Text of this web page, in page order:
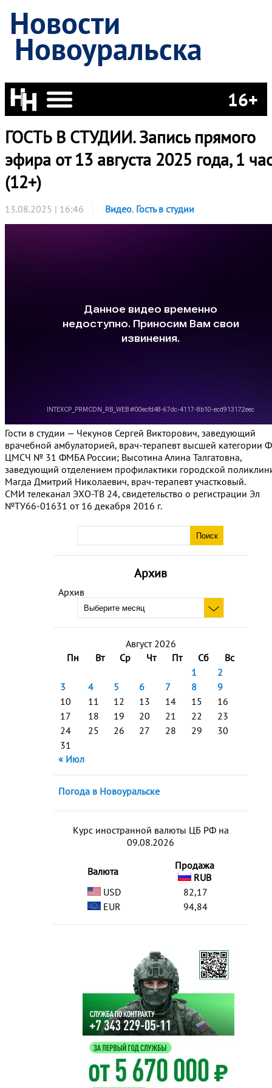
Новости
Новоуральска
16+
Архив
Архив
Август 2026
Пн
Вт Ср Чт Пт Сб
Вс
1
2
3
4 5 6 7 8
9
10
11 12 13 14 15
16
17
18 19 20 21 22
23
24
25 26 27 28 29
30
31
« Июл
Погода в Новоуральске
Курс иностранной валюты ЦБ РФ на
09.08.2026
Валюта
Продажа
RUB
USD
82,17
EUR
94,84
ГОСТЬ В СТУДИИ. Запись прямого
эфира от 13 августа 2025 года, 1
(12+)
13.08.2025 | 16:46 Видео, Гость в студии
Гости в студии — Чекунов Сергей Викторович, заведующий
врачебной амбулаторией, врач-терапевт высшей категории
ЦМСЧ № 31 ФМБА России; Высотина Алина Талгатовна,
заведующий отделением профилактики городской
⁠Магда Дмитрий Николаевич, врач-терапевт участковый.
СМИ телеканал ЭХО-ТВ 24, свидетельство о регистрации Эл
№ТУ66-01631 от 16 декабря 2016 г.